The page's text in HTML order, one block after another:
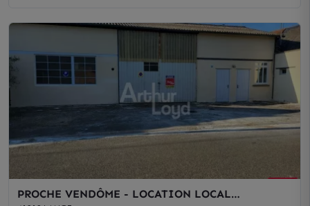
PROCHE VENDÔME - LOCATION LOCAL